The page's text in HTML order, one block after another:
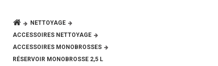
NETTOYAGE
ACCESSOIRES NETTOYAGE
ACCESSOIRES MONOBROSSES
RÉSERVOIR MONOBROSSE 2,5 L